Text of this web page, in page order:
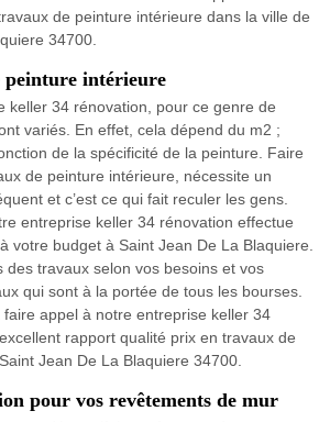
de peinture intérieure dans la ville de
34700.
intérieure
keller 34 rénovation, pour ce genre de
variés. En effet, cela dépend du m2 ;
de la spécificité de la peinture. Faire
de peinture intérieure, nécessite un
et c’est ce qui fait reculer les gens.
entreprise keller 34 rénovation effectue
votre budget à Saint Jean De La Blaquiere.
des travaux selon vos besoins et vos
qui sont à la portée de tous les bourses.
faire appel à notre entreprise keller 34
rapport qualité prix en travaux de
Jean De La Blaquiere 34700.
pour vos revêtements de mur